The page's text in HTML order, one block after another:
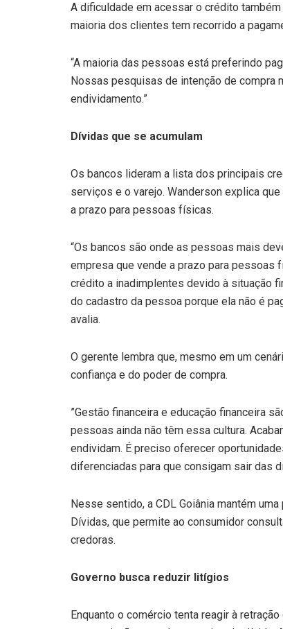
A dificuldade em acessar o crédito
maioria dos clientes tem recorrido a
“A maioria das pessoas está preferindo
Nossas pesquisas de intenção de compra
endividamento.”
Dívidas que se acumulam
Os bancos lideram a lista dos principais
serviços e o varejo. Wanderson explica
a prazo para pessoas físicas.
“Os bancos são onde as pessoas mais
empresa que vende a prazo para pessoas
crédito a inadimplentes devido à situação
do cadastro da pessoa porque ela não é
avalia.
O gerente lembra que, mesmo em um
confiança e do poder de compra.
”Gestão financeira e educação financeira
pessoas ainda não têm essa cultura.
endividam. É preciso oferecer
diferenciadas para que consigam sair das
Nesse sentido, a CDL Goiânia mantém
Dívidas, que permite ao consumidor
credoras.
Governo busca reduzir litígios
Enquanto o comércio tenta reagir à